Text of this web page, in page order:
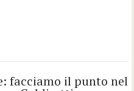
facciamo il punto nel